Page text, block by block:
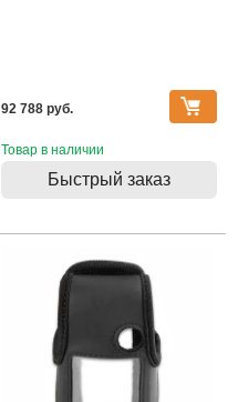
92 788 pуб.
Товар в наличии
Быстрый заказ